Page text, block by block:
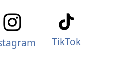
TikTok